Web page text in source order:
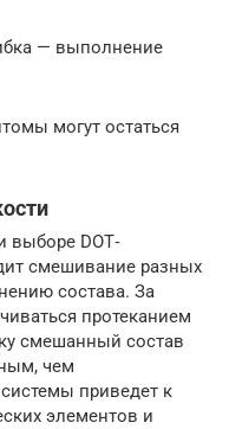
— выполнение
могут остаться
выборе DOT‐
смешивание разных
состава. За
протеканием
смешанный состав
чем
приведет к
элементов и